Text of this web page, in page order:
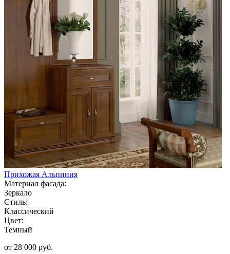
Прихожая Альпиния
Материал фасада:
Зеркало
Стиль:
Классический
Цвет:
Темный
от 28 000 руб.